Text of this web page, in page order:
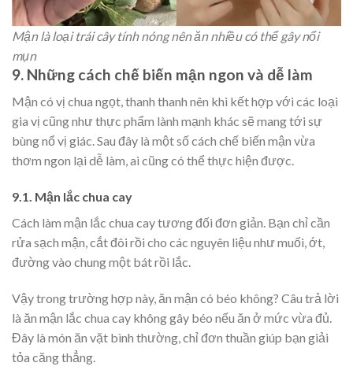
Mận là loại trái cây tính nóng nên ăn nhiều có thể gây nổi
mụn
9. Những cách chế biến mận ngon và dễ làm
Mận có vị chua ngọt, thanh thanh nên khi kết hợp với các loại
gia vị cũng như thực phẩm lành mạnh khác sẽ mang tới sự
bùng nổ vị giác. Sau đây là một số cách chế biến mận vừa
thơm ngon lại dễ làm, ai cũng có thể thực hiện được.
9.1. Mận lắc chua cay
Cách làm mận lắc chua cay tương đối đơn giản. Bạn chỉ cần
rửa sạch mận, cắt đôi rồi cho các nguyên liệu như muối, ớt,
đường vào chung một bát rồi lắc.
Vậy trong trường hợp này, ăn mận có béo không? Câu trả lời
là ăn mận lắc chua cay không gây béo nếu ăn ở mức vừa đủ.
Đây là món ăn vặt bình thường, chỉ đơn thuần giúp bạn giải
tỏa căng thẳng.